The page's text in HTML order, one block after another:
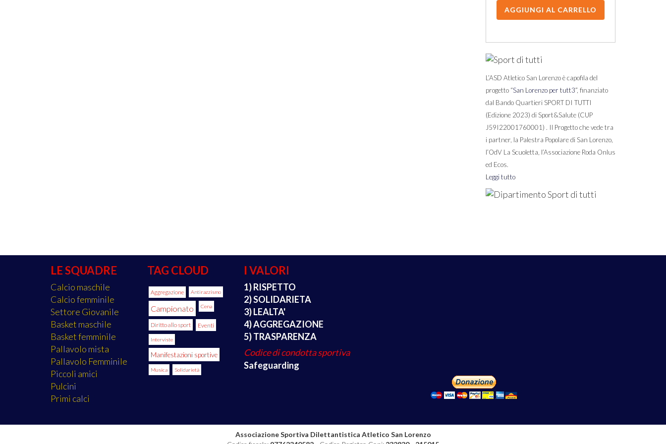
L’ASD Atletico San Lorenzo è capofila del
progetto “San Lorenzo per tutt3”, finanziato
dal Bando Quartieri SPORT DI TUTTI
(Edizione 2023) di Sport&Salute (CUP
J59I22001760001) . Il Progetto che vede tra
i partner, la Palestra Popolare di San Lorenzo,
l’OdV La Scuoletta, l’Associazione Roda Onlus
ed Ecos.
Leggi tutto
LE SQUADRE
Calcio maschile
Calcio femminile
Settore Giovanile
Basket maschile
Basket femminile
Pallavolo mista
Pallavolo Femminile
Piccoli amici
Pulcini
Primi calci
TAG CLOUD
Aggregazione Antirazzismo
Campionato Cena
Diritto allo sport Eventi
Interviste
Manifestazioni sportive
Musica Solidarietà
I VALORI
1) RISPETTO
2) SOLIDARIETA
3) LEALTA'
4) AGGREGAZIONE
5) TRASPARENZA
Codice di condotta sportiva
Safeguarding
Associazione Sportiva Dilettantistica Atletico San Lorenzo